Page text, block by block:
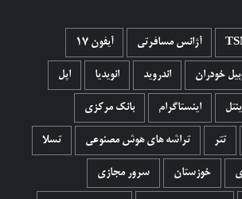
آژانس مسافرتی آیفون 17
خودران اندروید انویدیا اپل
اینستاگرام بانک مرکزی
تتر تراشه های هوش مصنوعی تسلا
خوزستان سرور مجازی